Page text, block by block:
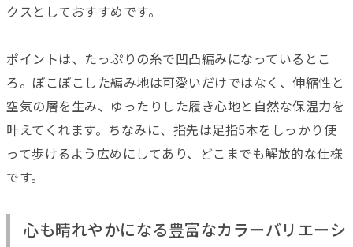
クスとしておすすめです。
ポイントは、たっぷりの糸で凹凸編みになっているとこ
ろ。ぽこぽこした編み地は可愛いだけではなく、伸縮性と
空気の層を生み、ゆったりした履き心地と自然な保温力を
叶えてくれます。ちなみに、指先は足指5本をしっかり使
って歩けるよう広めにしてあり、どこまでも解放的な仕様
です。
心も晴れやかになる豊富なカラーバリエーシ